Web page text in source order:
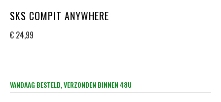
SKS COMPIT ANYWHERE
€ 24,99
VANDAAG BESTELD, VERZONDEN BINNEN 48U